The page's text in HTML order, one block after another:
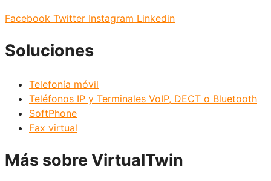
Facebook Twitter Instagram Linkedin
Soluciones
Telefonía móvil
Teléfonos IP y Terminales VoIP, DECT o Bluetooth
SoftPhone
Fax virtual
Más sobre VirtualTwin